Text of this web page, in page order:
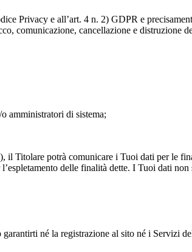
Privacy e all’art. 4 n. 2) GDPR e
comunicazione, cancellazione e distruzione
amministratori di sistema;
il Titolare potrà comunicare i Tuoi dati per le
delle finalità dette. I Tuoi dati non
né la registrazione al sito né i Servizi